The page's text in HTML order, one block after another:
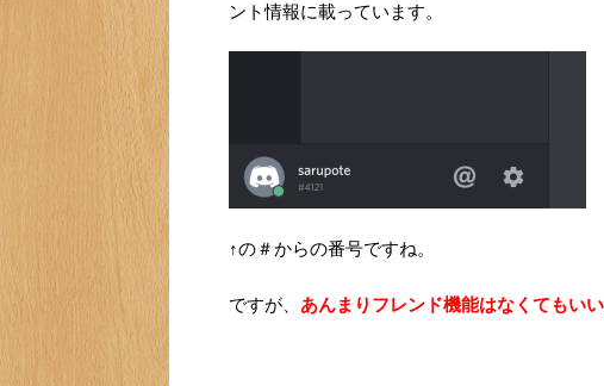
ント情報に載っています。
↑の＃からの番号ですね。
ですが、 あんまりフレンド機能はなくてもい